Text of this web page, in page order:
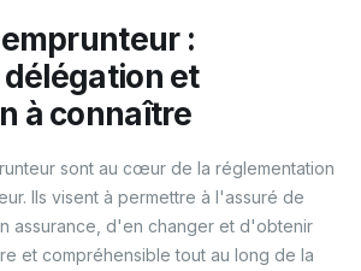
:
et
à connaître
sont au cœur de la réglementation
Ils visent à permettre à l'assuré de
assurance, d'en changer et d'obtenir
et compréhensible tout au long de la